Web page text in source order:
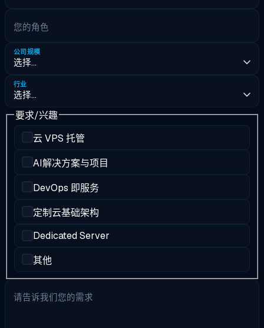
您的角色
公司规模
行业
要求/兴趣
云 VPS 托管
AI解决方案与项目
DevOps 即服务
定制云基础架构
Dedicated Server
其他
请告诉我们您的需求